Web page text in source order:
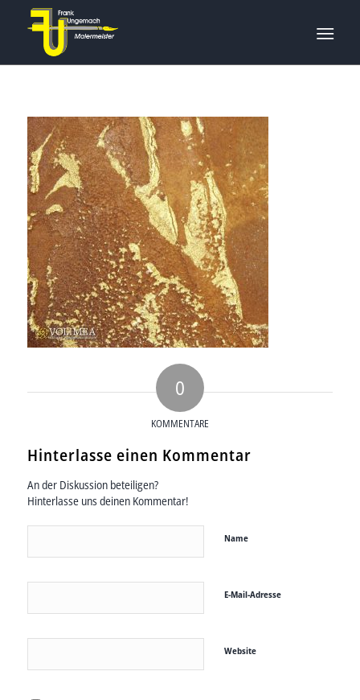
0
KOMMENTARE
Hinterlasse einen Kommentar
An der Diskussion beteiligen?
Hinterlasse uns deinen Kommentar!
Name
E-Mail-Adresse
Website